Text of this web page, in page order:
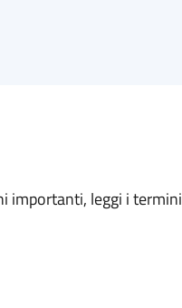
importanti, leggi i termini